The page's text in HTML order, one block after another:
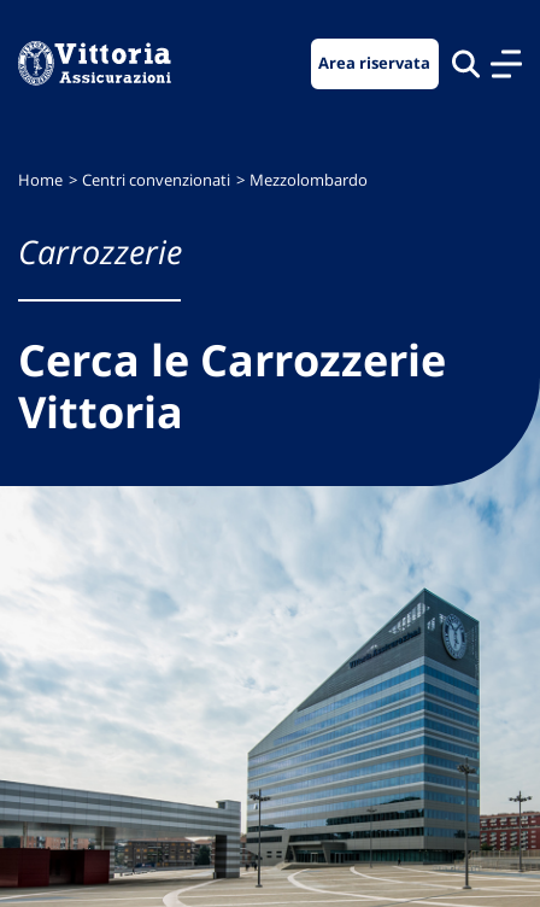
menu
contenuto
footer
Area riservata
Home Centri convenzionati Mezzolombardo
Carrozzerie
Cerca le Carrozzerie
Vittoria